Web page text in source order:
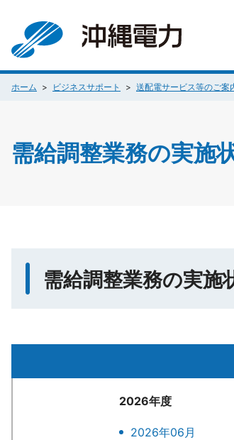
ホーム ビジネスサポート 送配電サービス等のご案
需給調整業務の実施
需給調整業務の実施
2026年度
2026年06月